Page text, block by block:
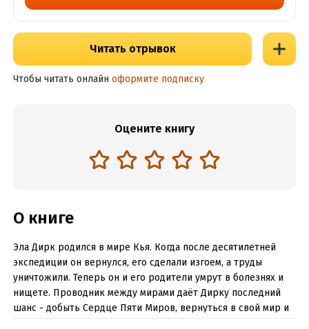
Читать отрывок
Чтобы читать онлайн оформите подписку
Оцените книгу
О книге
Эла Дирк родился в мире Кья. Когда после десятилетней
экспедиции он вернулся, его сделали изгоем, а труды
уничтожили. Теперь он и его родители умрут в болезнях и
нищете. Проводник между мирами даёт Дирку последний
шанс - добыть Сердце Пяти Миров, вернуться в свой мир и